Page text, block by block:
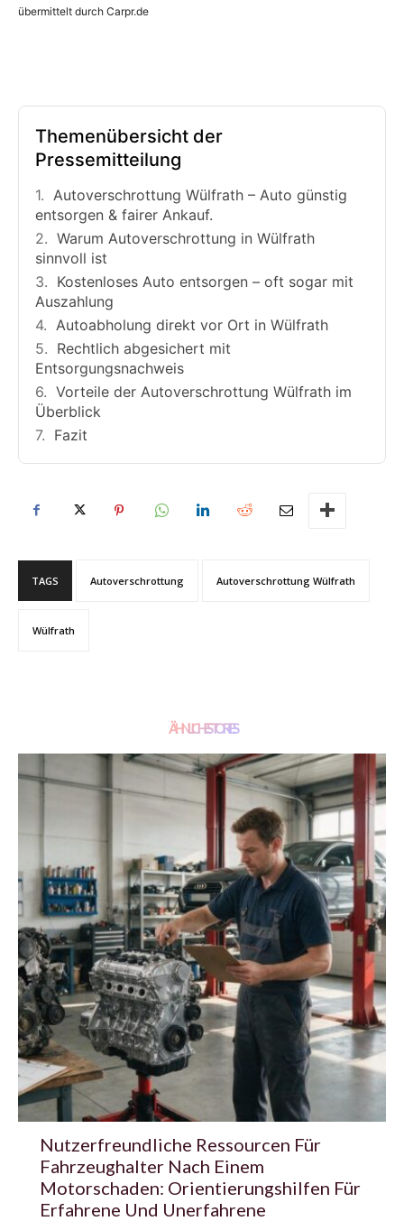
übermittelt durch Carpr.de
Themenübersicht der
Pressemitteilung
Autoverschrottung Wülfrath – Auto günstig
entsorgen & fairer Ankauf.
Warum Autoverschrottung in Wülfrath
sinnvoll ist
Kostenloses Auto entsorgen – oft sogar mit
Auszahlung
Autoabholung direkt vor Ort in Wülfrath
Rechtlich abgesichert mit
Entsorgungsnachweis
Vorteile der Autoverschrottung Wülfrath im
Überblick
Fazit
TAGS Autoverschrottung Autoverschrottung Wülfrath
Wülfrath
ÄHNLICHE STORIES
Nutzerfreundliche Ressourcen Für
Fahrzeughalter Nach Einem
Motorschaden: Orientierungshilfen Für
Erfahrene Und Unerfahrene